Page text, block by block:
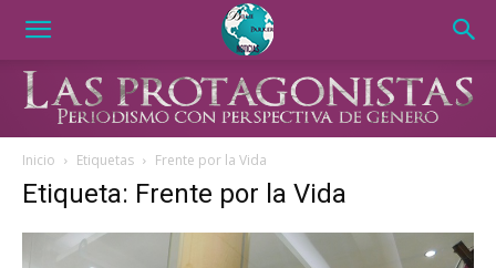
Inicio Etiquetas Frente por la Vida
Etiqueta: Frente por la Vida